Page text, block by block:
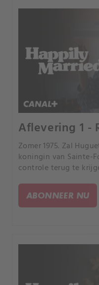
Aflevering 1 -
Zomer 1975. Zal
koningin van Sainte-
controle terug te
ABONNEER NU